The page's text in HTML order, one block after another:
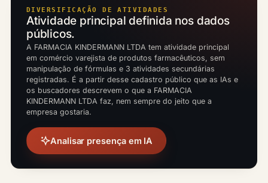
DIVERSIFICAÇÃO DE ATIVIDADES
Atividade principal definida nos dados
públicos.
A FARMACIA KINDERMANN LTDA tem atividade principal
em comércio varejista de produtos farmacêuticos, sem
manipulação de fórmulas e 3 atividades secundárias
registradas. É a partir desse cadastro público que as IAs e
os buscadores descrevem o que a FARMACIA
KINDERMANN LTDA faz, nem sempre do jeito que a
empresa gostaria.
Analisar presença em IA